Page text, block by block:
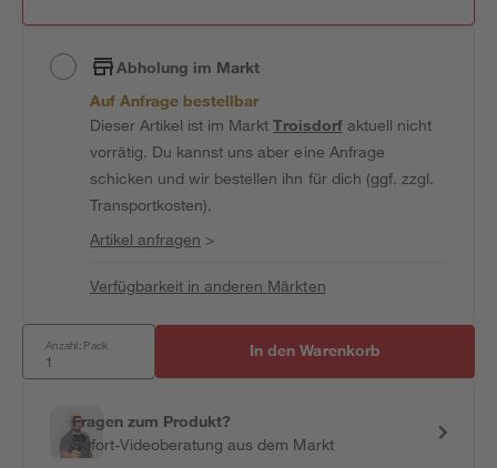
Abholung im Markt
Auf Anfrage bestellbar
Dieser Artikel ist im MarktTroisdorfaktuell nicht
vorrätig. Du kannst uns aber eine Anfrage
schicken und wir bestellen ihn für dich (ggf. zzgl.
Transportkosten).
Artikel anfragen >
Verfügbarkeit in anderen Märkten
Anzahl: Pack In den Warenkorb
Fragen zum Produkt?
Sofort-Videoberatung aus dem Markt